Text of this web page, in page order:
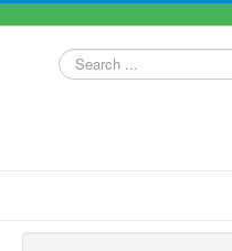
Search
...